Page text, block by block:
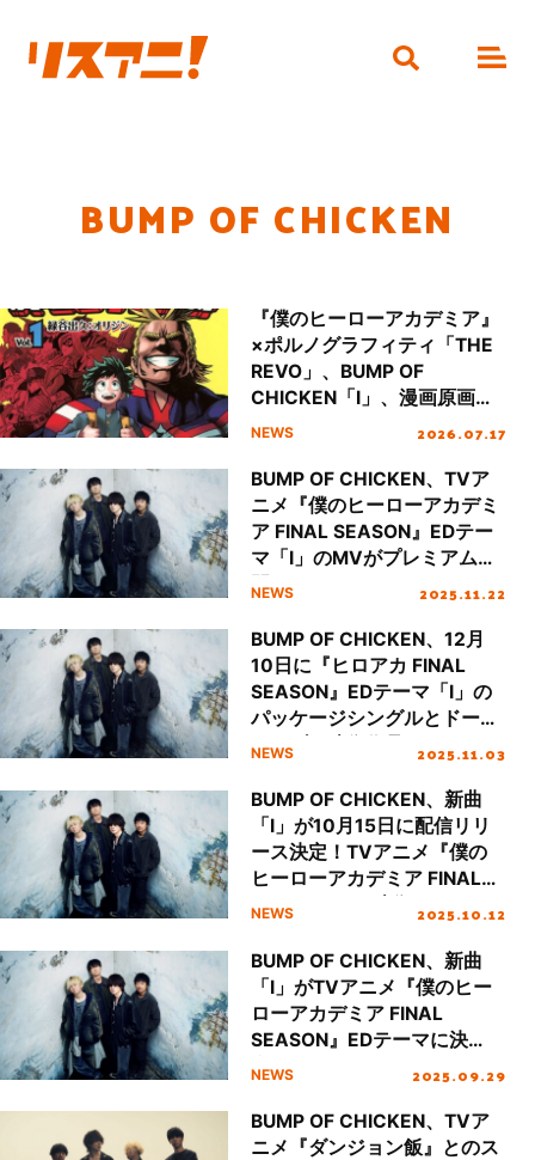
BUMP OF CHICKEN
『僕のヒーローアカデミア』
×ポルノグラフィティ「THE
REVO」、BUMP OF
CHICKEN「I」、漫画原画と
楽曲のコラボMV2曲がジャン
NEWS 2026.07.17
BUMP OF CHICKEN、TVア
ニメ『僕のヒーローアカデミ
ア FINAL SEASON』EDテー
マ「I」のMVがプレミアム公
開！
NEWS 2025.11.22
BUMP OF CHICKEN、12月
10日に『ヒロアカ FINAL
SEASON』EDテーマ「I」の
パッケージシングルとドーム
ライブの映像作品のリリース
NEWS 2025.11.03
BUMP OF CHICKEN、新曲
「I」が10月15日に配信リリ
ース決定！TVアニメ『僕の
ヒーローアカデミア FINAL
SEASON』ED映像ノンクレ
NEWS 2025.10.12
BUMP OF CHICKEN、新曲
「I」がTVアニメ『僕のヒー
ローアカデミア FINAL
SEASON』EDテーマに決
定！
NEWS 2025.09.29
BUMP OF CHICKEN、TVア
ニメ『ダンジョン飯』とのス